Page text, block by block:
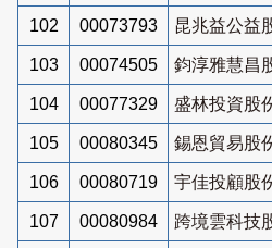
102 00073793 昆兆益公益
103 00074505 鈞淳雅慧昌
104 00077329 盛林投資股
105 00080345 錫恩貿易股
106 00080719 宇佳投顧股
107 00080984 跨境雲科技